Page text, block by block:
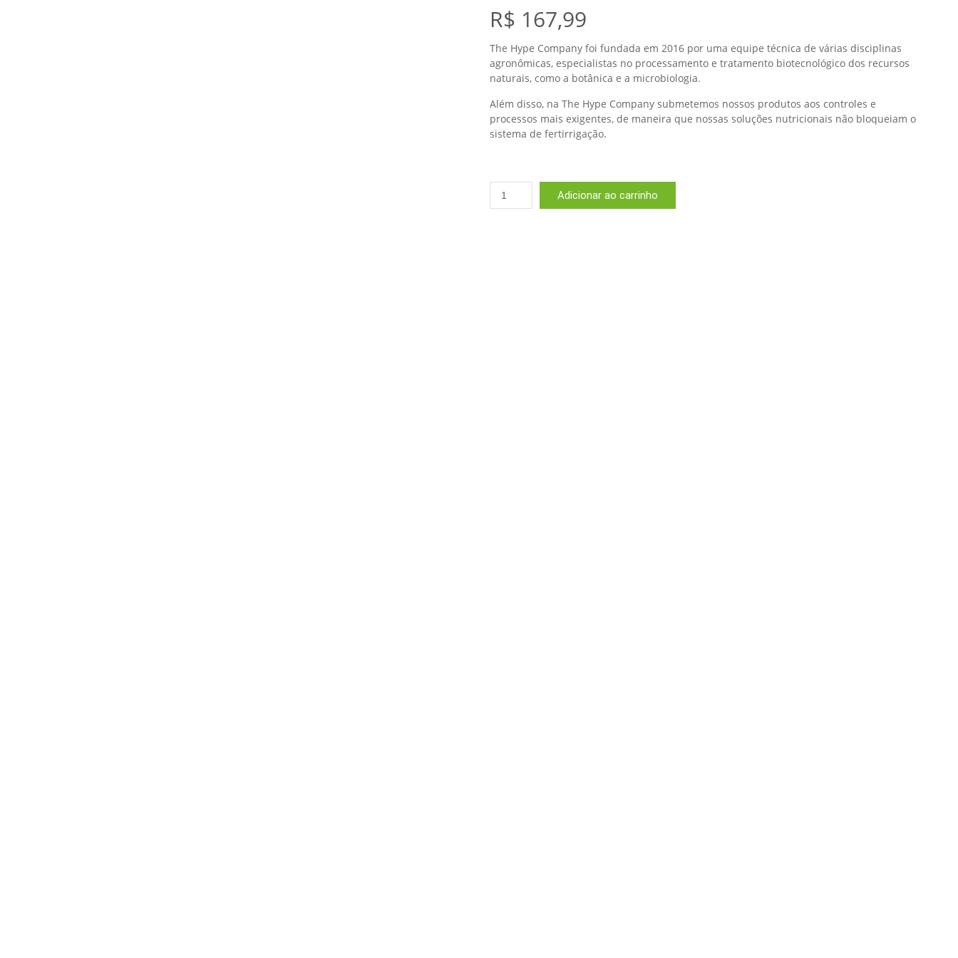
R$ 167,99
The Hype Company foi fundada em 2016 por uma equipe técnica de várias disciplinas
agronômicas, especialistas no processamento e tratamento biotecnológico dos recursos
naturais, como a botânica e a microbiologia.
Além disso, na The Hype Company submetemos nossos produtos aos controles e
processos mais exigentes, de maneira que nossas soluções nutricionais não bloqueiam o
sistema de fertirrigação.
The
Adicionar ao carrinho